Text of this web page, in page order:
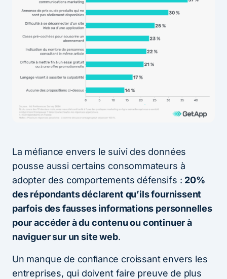
La méﬁance envers le suivi des données
pousse aussi certains consommateurs à
adopter des comportements défensifs : 20%
des répondants déclarent qu’ils fournissent
parfois des fausses informations personnelles
pour accéder à du contenu ou continuer à
naviguer sur un site web.
Un manque de conﬁance croissant envers les
entreprises, qui doivent faire preuve de plus